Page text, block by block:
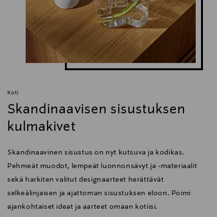
Päälliset ovat irrotettavat, likaa ja vettä hylkivät ja ne
on suojattu tahransuojamenetelmällä
Hankauskestävyys sekä valonkestävyys ovat
huippuluokkaa
Tuote on Öko-Tex Standard 100 -sertifioitu
Tuote on kestävä ja kierrätettävä
massatuotantoa
Materiaali: 100% polyesterTäyte: 3D poimutettu,
konepestävät 30 asteessa.
Koti
Skandinaavisen sisustuksen
kulmakivet
Skandinaavinen sisustus on nyt kutsuva ja kodikas.
Pehmeät muodot, lempeät luonnonsävyt ja -materiaalit
sekä harkiten valitut designaarteet herättävät
selkeälinjaisen ja ajattoman sisustuksen eloon. Poimi
ajankohtaiset ideat ja aarteet omaan kotiisi.